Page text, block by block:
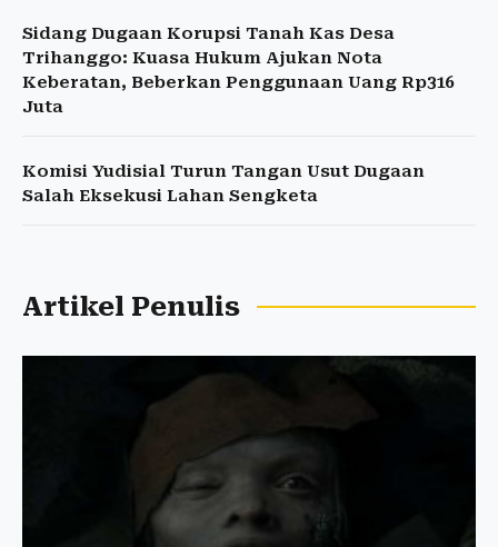
Sidang Dugaan Korupsi Tanah Kas Desa
Trihanggo: Kuasa Hukum Ajukan Nota
Keberatan, Beberkan Penggunaan Uang Rp316
Juta
Komisi Yudisial Turun Tangan Usut Dugaan
Salah Eksekusi Lahan Sengketa
Artikel Penulis